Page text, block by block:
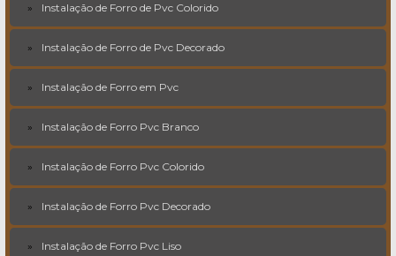
Instalação de Forro de Pvc Colorido
Instalação de Forro de Pvc Decorado
Instalação de Forro em Pvc
Instalação de Forro Pvc Branco
Instalação de Forro Pvc Colorido
Instalação de Forro Pvc Decorado
Instalação de Forro Pvc Liso